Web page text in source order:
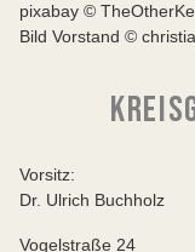
pixabay ©
Bild Vorstand ©
Vorsitz:
Dr. Ulrich Buchholz
Vogelstraße 24